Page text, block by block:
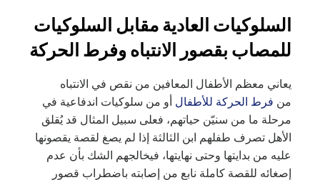
السلوكيات العادية مقابل السلوكيات
للمصاب بقصور الانتباه وفرط الحركة
يعاني معظم الأطفال المعافين من نقص في الانتباه
من فرط الحركة للأطفال أو من سلوكيات اندفاعية في
مرحلة ما من سنيّن حياتهم، فعلى سبيل المثال قد يُقلق
الأهل تصرف طفلهم ابن الثالثة إذا لم يصغ لقصة يقصونها
عليه من بدايتها وحتى نهايتها، فيخالجهم الشك بأن عدم
إصغائه للقصة كاملة نابع من إصابته باضطراب قصور